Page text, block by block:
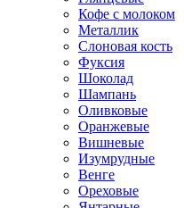
Кофе с молоком
Металлик
Слоновая кость
Фуксия
Шоколад
Шампань
Оливковые
Оранжевые
Вишневые
Изумрудные
Венге
Ореховые